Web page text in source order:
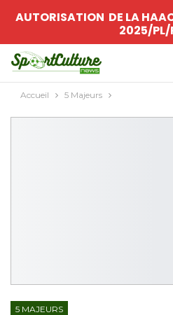
Accueil 5 Majeurs
5 MAJEURS
AUTORISATION DE LA
2025/PL/